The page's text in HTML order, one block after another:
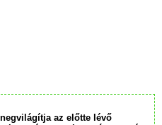
az előtte lévő